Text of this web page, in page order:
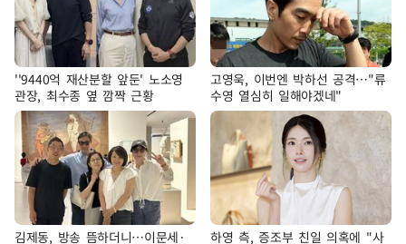
''9440억 재산분할 앞둔' 노소영
관장, 최수종 옆 깜짝 근황
고영욱, 이번엔 박하선 공격…"류
수영 열심히 일해야겠네"
김제동, 방송 뜸하더니…이문세·
하영 측, 증조부 친일 의혹에 "사